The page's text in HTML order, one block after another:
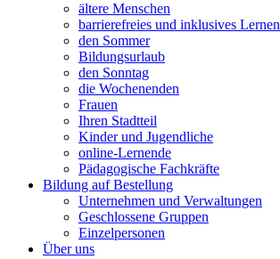
ältere Menschen
barrierefreies und inklusives Lernen
den Sommer
Bildungsurlaub
den Sonntag
die Wochenenden
Frauen
Ihren Stadtteil
Kinder und Jugendliche
online-Lernende
Pädagogische Fachkräfte
Bildung auf Bestellung
Unternehmen und Verwaltungen
Geschlossene Gruppen
Einzelpersonen
Über uns